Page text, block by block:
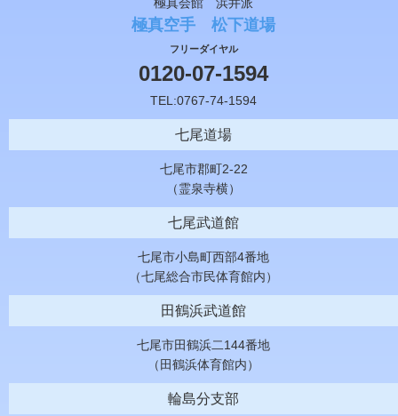
極真空手 松下道場
フリーダイヤル
0120-07-1594
TEL:0767-74-1594
七尾道場
七尾市郡町2-22
（霊泉寺横）
七尾武道館
七尾市小島町西部4番地
（七尾総合市民体育館内）
田鶴浜武道館
七尾市田鶴浜二144番地
（田鶴浜体育館内）
輪島分支部